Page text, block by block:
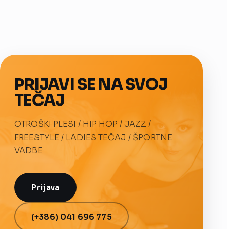
PRIJAVI SE NA SVOJ
TEČAJ
OTROŠKI PLESI / HIP HOP / JAZZ /
FREESTYLE / LADIES TEČAJ / ŠPORTNE
VADBE
Prijava
(+386) 041 696 775